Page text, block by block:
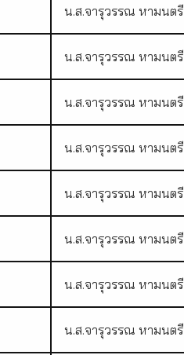
น.ส.จารุวรรณ หามนตรี
น.ส.จารุวรรณ หามนตรี
น.ส.จารุวรรณ หามนตรี
น.ส.จารุวรรณ หามนตรี
น.ส.จารุวรรณ หามนตรี
น.ส.จารุวรรณ หามนตรี
น.ส.จารุวรรณ หามนตรี
น.ส.จารุวรรณ หามนตรี